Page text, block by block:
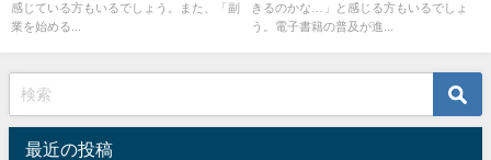
感じている方もいるでしょう。また、「副
業を始める...
きるのかな…」と感じる方もいるでしょ
う。電子書籍の普及が進...
最近の投稿